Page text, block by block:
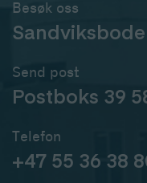
Besøk oss
Send post
Postboks 39
Telefon
+47 55 36 38